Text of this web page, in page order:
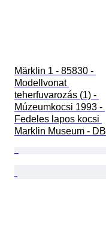
Märklin 1 - 85830 -
Modellvonat
teherfuvarozás (1) -
Múzeumkocsi 1993 -
Fedeles lapos kocsi
Marklin Museum - DB